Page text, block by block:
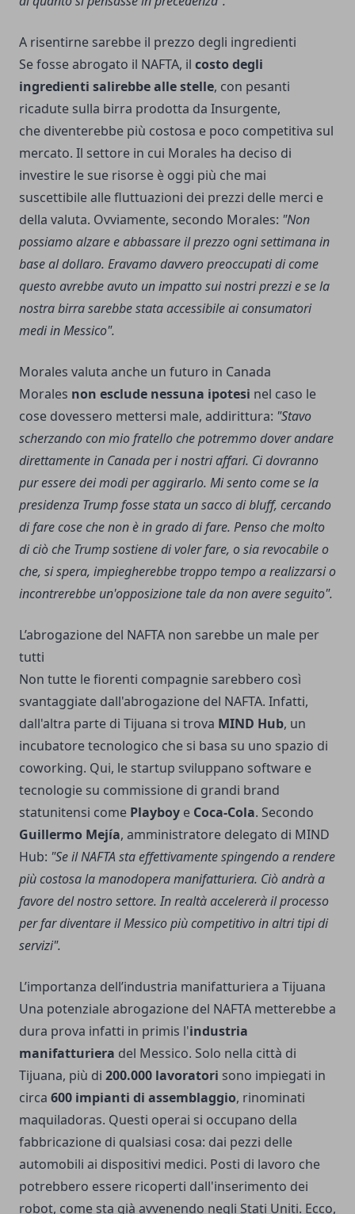
A risentirne sarebbe il prezzo degli ingredienti
Se fosse abrogato il NAFTA, il costo degli
ingredienti salirebbe alle stelle, con pesanti
ricadute sulla birra prodotta da Insurgente,
che diventerebbe più costosa e poco competitiva sul
mercato. Il settore in cui Morales ha deciso di
investire le sue risorse è oggi più che mai
suscettibile alle fluttuazioni dei prezzi delle merci e
della valuta. Ovviamente, secondo Morales: "Non
possiamo alzare e abbassare il prezzo ogni settimana in
base al dollaro. Eravamo davvero preoccupati di come
questo avrebbe avuto un impatto sui nostri prezzi e se la
nostra birra sarebbe stata accessibile ai consumatori
medi in Messico".
Morales valuta anche un futuro in Canada
Morales non esclude nessuna ipotesi nel caso le
cose dovessero mettersi male, addirittura: "Stavo
scherzando con mio fratello che potremmo dover andare
direttamente in Canada per i nostri affari. Ci dovranno
pur essere dei modi per aggirarlo. Mi sento come se la
presidenza Trump fosse stata un sacco di bluff, cercando
di fare cose che non è in grado di fare. Penso che molto
di ciò che Trump sostiene di voler fare, o sia revocabile o
che, si spera, impiegherebbe troppo tempo a realizzarsi o
incontrerebbe un'opposizione tale da non avere seguito".
L’abrogazione del NAFTA non sarebbe un male per
tutti
Non tutte le fiorenti compagnie sarebbero così
svantaggiate dall'abrogazione del NAFTA. Infatti,
dall'altra parte di Tijuana si trova MIND Hub, un
incubatore tecnologico che si basa su uno spazio di
coworking. Qui, le startup sviluppano software e
tecnologie su commissione di grandi brand
statunitensi come Playboy e Coca-Cola. Secondo
Guillermo Mejía, amministratore delegato di MIND
Hub: "Se il NAFTA sta effettivamente spingendo a rendere
più costosa la manodopera manifatturiera. Ciò andrà a
favore del nostro settore. In realtà accelererà il processo
per far diventare il Messico più competitivo in altri tipi di
servizi".
L’importanza dell’industria manifatturiera a Tijuana
Una potenziale abrogazione del NAFTA metterebbe a
dura prova infatti in primis l'industria
manifatturiera del Messico. Solo nella città di
Tijuana, più di 200.000 lavoratori sono impiegati in
circa 600 impianti di assemblaggio, rinominati
maquiladoras. Questi operai si occupano della
fabbricazione di qualsiasi cosa: dai pezzi delle
automobili ai dispositivi medici. Posti di lavoro che
potrebbero essere ricoperti dall'inserimento dei
robot, come sta già avvenendo negli Stati Uniti. Ecco,